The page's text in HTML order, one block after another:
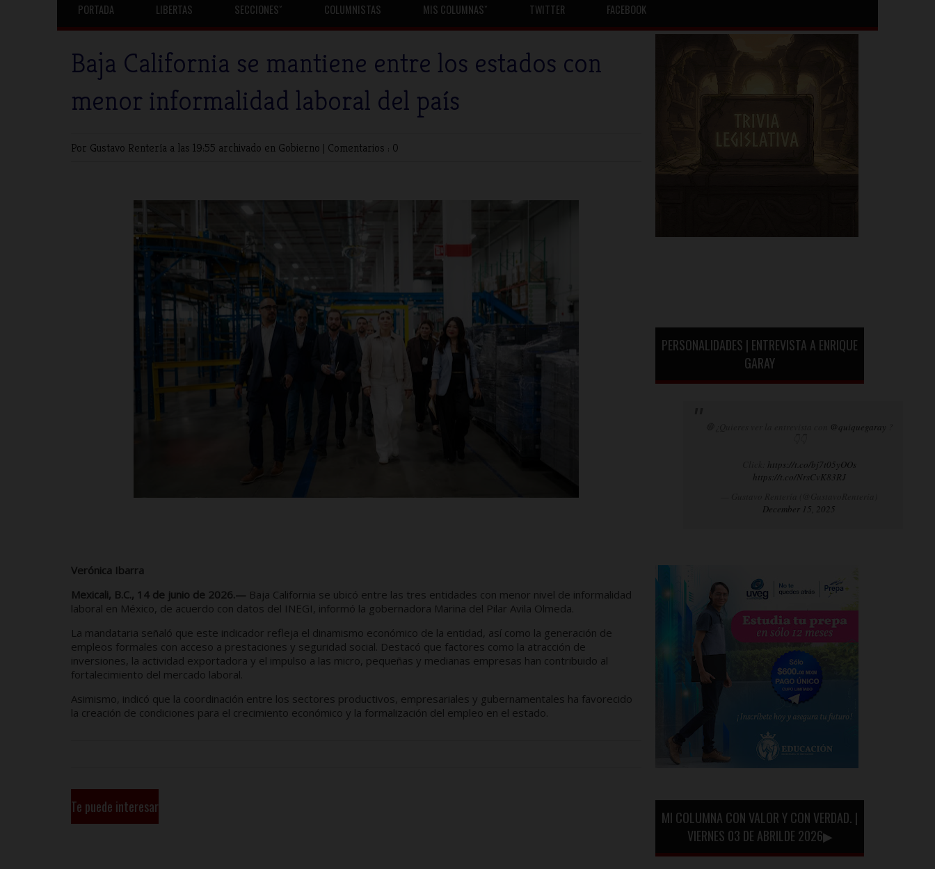
PORTADA LIBERTAS SECCIONESˇ COLUMNISTAS MIS COLUMNASˇ TWITTER FACEBOOK
Baja California se mantiene entre los estados con
menor informalidad laboral del país
Por Gustavo Rentería a las 19:55 archivado en Gobierno | Comentarios : 0
Verónica Ibarra
Mexicali, B.C., 14 de junio de 2026.— Baja California se ubicó entre las tres entidades con menor nivel de informalidad
laboral en México, de acuerdo con datos del INEGI, informó la gobernadora Marina del Pilar Avila Olmeda.
La mandataria señaló que este indicador refleja el dinamismo económico de la entidad, así como la generación de
empleos formales con acceso a prestaciones y seguridad social. Destacó que factores como la atracción de
inversiones, la actividad exportadora y el impulso a las micro, pequeñas y medianas empresas han contribuido al
fortalecimiento del mercado laboral.
Asimismo, indicó que la coordinación entre los sectores productivos, empresariales y gubernamentales ha favorecido
la creación de condiciones para el crecimiento económico y la formalización del empleo en el estado.
Te puede interesar
PERSONALIDADES | ENTREVISTA A ENRIQUE
GARAY
@quiquegaray
https://t.co/bj7t05yOOs
https://t.co/NrsCvK83RJ
December 15, 2025
MI COLUMNA CON VALOR Y CON VERDAD. |
VIERNES 03 DE ABRILDE 2026▶